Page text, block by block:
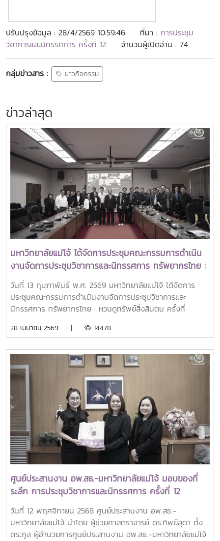
ปรับปรุงข้อมูล : 28/4/2569 10:59:46 ที่มา : การประชุม
วิชาการและนิทรรศการ ครั้งที่ 12
จำนวนผู้เปิดอ่าน : 74
กลุ่มข่าวสาร : ข่าวกิจกรรม
ข่าวล่าสุด
มหาวิทยาลัยแม่โจ้ ได้จัดการประชุมคณะกรรมการดำเนิน
งานจัดการประชุมวิชาการและนิทรรศการ ทรัพยากรไทย :
หวนดูทรัพย์สิ่งสินตน ครั้งที่ 1/2569
วันที่ 13 กุมภาพันธ์ พ.ศ. 2569 มหาวิทยาลัยแม่โจ้ ได้จัดการ
ประชุมคณะกรรมการดำเนินงานจัดการประชุมวิชาการและ
นิทรรศการ ทรัพยากรไทย : หวนดูทรัพย์สิ่งสินตน ครั้งที่
มหาวิทยาลัยแม่โจ้ เป็นประธานการประชุม พร้อมด้วย รอง
เกี่ยวข้อง อีกทั้งได้รับเกียรติจาก นายพรชัย จุฑามาศ รองผู้
อำนวยการ อพ.สธ. และ ดร.ปิยรัษฎ์ ปริญญาพงษ์ เจริญทรัพย์
ผู้ช่วยผู้อำนวยการ อพ.สธ. / เลขานุการคณะกรรมการโครงการ
อนุรักษ์พันธุกรรมพืชฯ อพ.สธ.เข้าร่วมประชุมในครั้งนี้ด้วยทั้งนี้
ผู้ช่วยศาสตราจารย์ ดร.ทิพย์สุดา ตั้งตระกูล ผู้อำนวยการศูนย์
ประสานงาน อพ.สธ.-มหาวิทยาลัยแม่โจ้ กรรมการและผู้ช่วย
เลขานุการคณะกรรมการดำเนินงานฯ ได้รายงานสรุปงาน แจ้ง
ปัญหา และการแก้ไขของคณะอนุกรรมการดำเนินงานฯ 18 ฝ่าย
ให้ที่ประชุมได้ทราบในประเด็น ต่าง ๆทั้งนี้ มีผู้เข้าร่วมการประชุม
รวมทั้งสิ้น 34 ท่าน แบ่งเป็นผู้เข้าร่วมในห้องประชุม 30 ท่าน และ
ผ่านระบบออนไลน์ด้วยโปรแกรม ZOOM MEETING ทั้งหมด 4
ท่านณ ห้องประชุมรวงผึ้ง ชั้น 5 อาคารสำนักงานมหาวิทยาลัย
มหาวิทยาลัยแม่โจ้
28 เมษายน 2569 | 14478
ศูนย์ประสานงาน อพ.สธ.-มหาวิทยาลัยแม่โจ้ มอบของที่
ระลึก การประชุมวิชาการและนิทรรศการ ครั้งที่ 12
ทรัพยากรไทย : หวนดูทรัพย์สิ่งสินตน แทนคำขอบคุณ
สำหรับคณะทำงาน
วันที่ 12 พฤศจิกายน 2568 ศูนย์ประสานงาน อพ.สธ.-
มหาวิทยาลัยแม่โจ้ นำโดย ผู้ช่วยศาสตราจารย์ ดร.ทิพย์สุดา ตั้ง
ตระกูล ผู้อำนวยการศูนย์ประสานงาน อพ.สธ.-มหาวิทยาลัยแม่โจ้